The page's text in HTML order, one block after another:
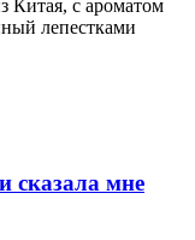
Китая, с ароматом
лепестками
сказала мне